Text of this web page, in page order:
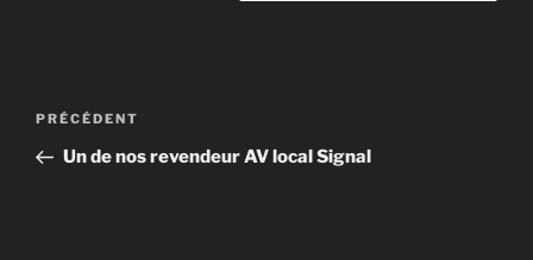
PRÉCÉDENT
Un de nos revendeur AV local Signal